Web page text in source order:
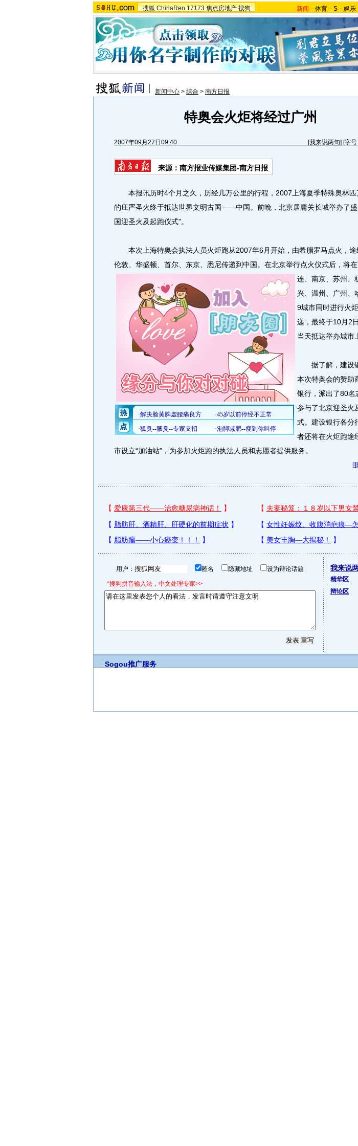
搜狐 ChinaRen 17173 焦点房地产 搜狗 新闻 - 体育 - S - 娱乐
新闻中心 > 综合 > 南方日报
特奥会火炬将经过广州
2007年09月27日09:40 [我来说两句] [字号
来源：南方报业传媒集团-南方日报
本报讯历时4个月之久，历经几万公里的行程，2007上海夏季特殊奥林匹
的庄严圣火终于抵达世界文明古国——中国。前晚，北京居庸关长城举办了盛
国迎圣火及起跑仪式”。
本次上海特奥会执法人员火炬跑从2007年6月开始，由希腊罗马点火，途
伦敦、华盛顿、首尔、东京、悉尼传递到中国。 在北京举行点火仪式后，将
连、南京、苏州、
兴、温州、广州、
9城市同时进行火
递，最终于10月2
当天抵达举办城市
据了解，建设
本次特奥会的赞助
银行，派出了80名
参与了北京迎圣火
式。建设银行各分
者还将在火炬跑途
市设立“加油站”，为参加火炬跑的执法人员和志愿者提供服务。
[
用户： 匿名 隐藏地址 设为辩论话题
*搜狗拼音输入法，中文处理专家>>
我来说
精华区
辩论区
Sogou推广服务